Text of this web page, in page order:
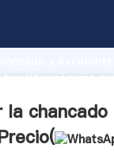
de producción,
basalto máquina
la